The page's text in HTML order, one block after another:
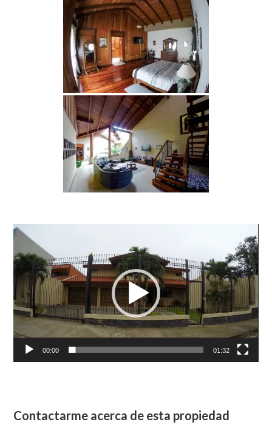
Reproductor
vídeo
00:00 01:32
Contactarme acerca de esta propiedad